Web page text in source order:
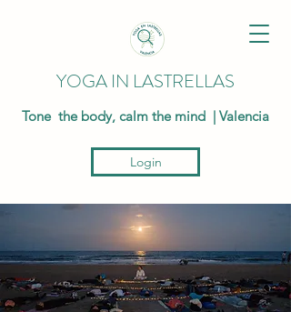
YOGA IN LASTRELLAS
Tone the body, calm the mind | Valencia
Login